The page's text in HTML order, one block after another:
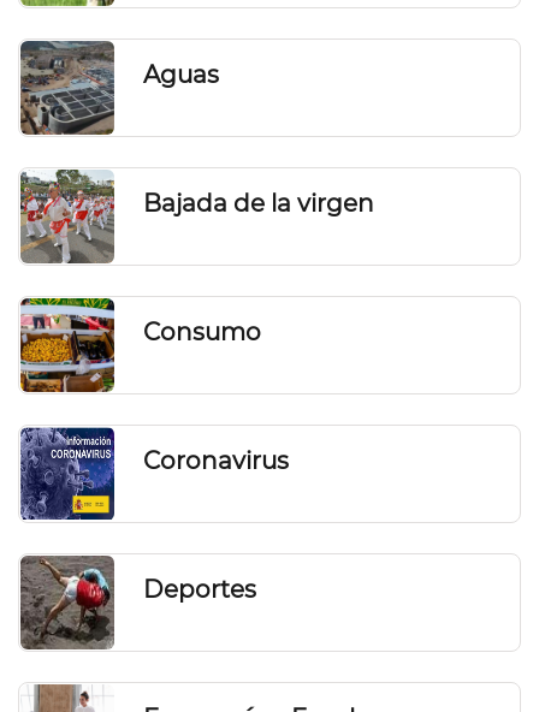
Aguas
Bajada de la virgen
Consumo
Coronavirus
Deportes